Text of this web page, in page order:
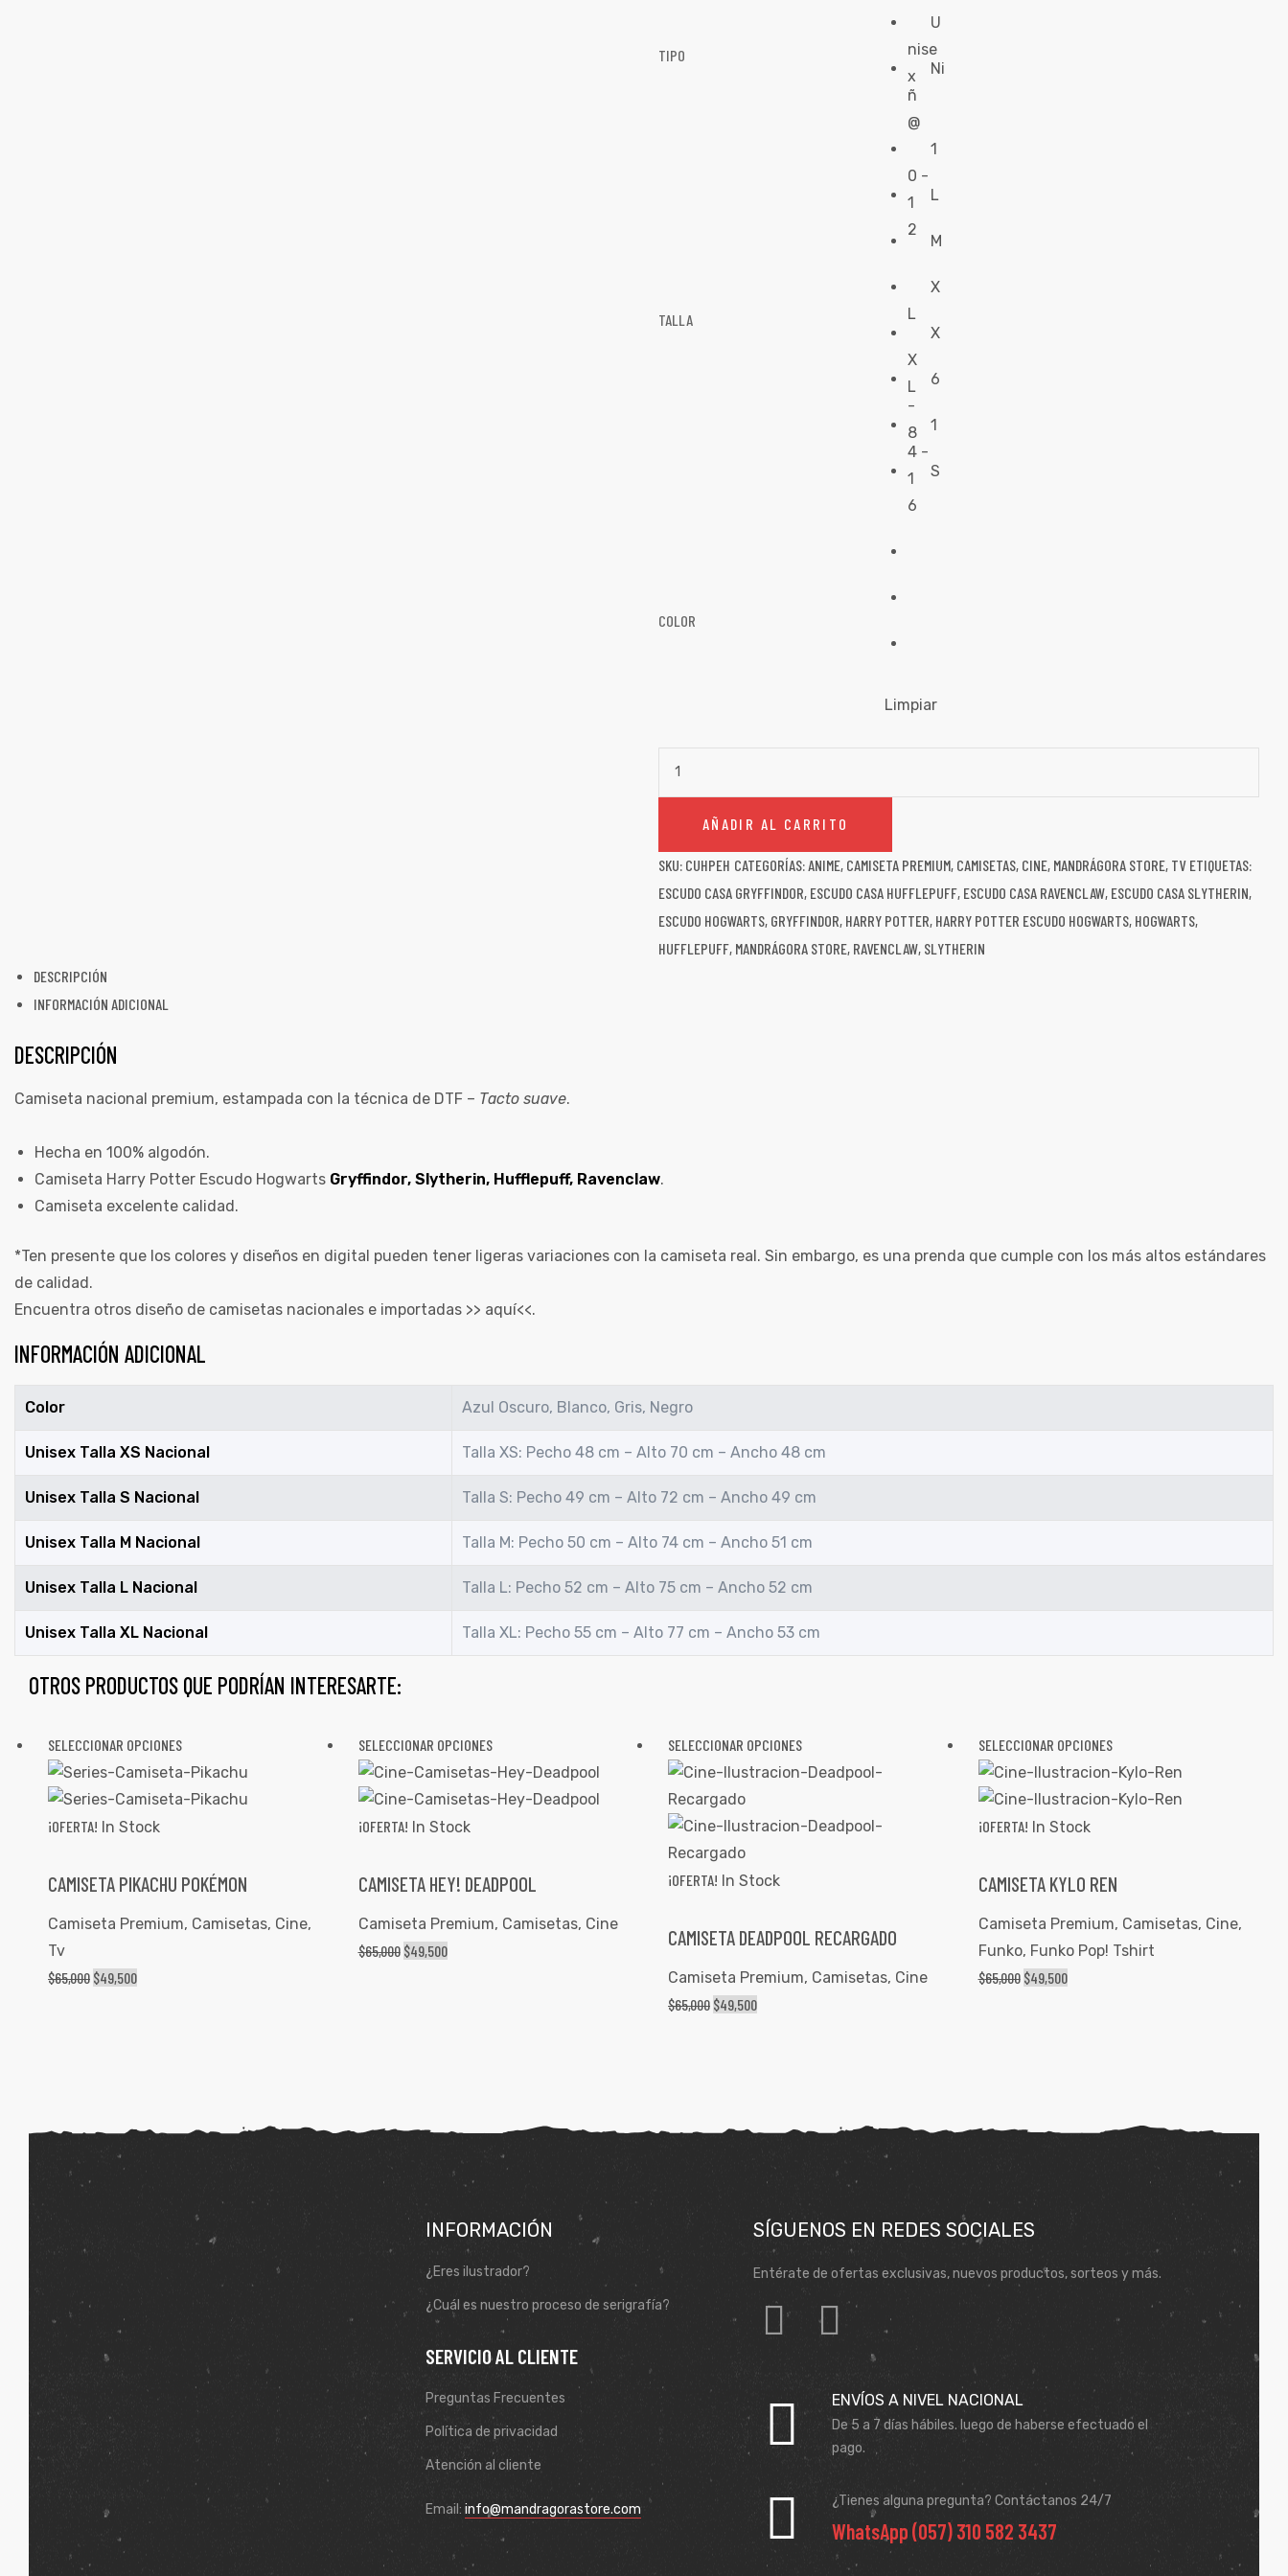
TIPO
U
nise
x
Ni
ñ
@
TALLA
1
0 -
1
2
L
M
X
L
X
X
L
6
-
8
1
4 -
1
6
S
COLOR
Limpiar
AÑADIR AL CARRITO
SKU: CUHPEH CATEGORÍAS:ANIME, CAMISETA PREMIUM, CAMISETAS, CINE, MANDRÁGORA STORE, TV ETIQUETAS:
ESCUDO CASA GRYFFINDOR, ESCUDO CASA HUFFLEPUFF, ESCUDO CASA RAVENCLAW, ESCUDO CASA SLYTHERIN,
ESCUDO HOGWARTS, GRYFFINDOR, HARRY POTTER, HARRY POTTER ESCUDO HOGWARTS, HOGWARTS,
HUFFLEPUFF, MANDRÁGORA STORE, RAVENCLAW, SLYTHERIN
DESCRIPCIÓN
INFORMACIÓN ADICIONAL
DESCRIPCIÓN
Camiseta nacional premium, estampada con la técnica de DTF – Tacto suave.
Hecha en 100% algodón.
Camiseta Harry Potter Escudo Hogwarts Gryffindor, Slytherin, Hufflepuff, Ravenclaw.
Camiseta excelente calidad.
*Ten presente que los colores y diseños en digital pueden tener ligeras variaciones con la camiseta real. Sin embargo, es una prenda que cumple con los más altos estándares
de calidad.
Encuentra otros diseño de camisetas nacionales e importadas >> aquí<<.
INFORMACIÓN ADICIONAL
Color Azul Oscuro, Blanco, Gris, Negro
Unisex Talla XS Nacional Talla XS: Pecho 48 cm – Alto 70 cm – Ancho 48 cm
Unisex Talla S Nacional Talla S: Pecho 49 cm – Alto 72 cm – Ancho 49 cm
Unisex Talla M Nacional Talla M: Pecho 50 cm – Alto 74 cm – Ancho 51 cm
Unisex Talla L Nacional Talla L: Pecho 52 cm – Alto 75 cm – Ancho 52 cm
Unisex Talla XL Nacional Talla XL: Pecho 55 cm – Alto 77 cm – Ancho 53 cm
OTROS PRODUCTOS QUE PODRÍAN INTERESARTE:
SELECCIONAR OPCIONES
¡OFERTA! In Stock
CAMISETA PIKACHU POKÉMON
Camiseta Premium, Camisetas, Cine,
Tv
$65,000 $49,500
SELECCIONAR OPCIONES
¡OFERTA! In Stock
CAMISETA HEY! DEADPOOL
Camiseta Premium, Camisetas, Cine
$65,000 $49,500
SELECCIONAR OPCIONES
¡OFERTA! In Stock
CAMISETA DEADPOOL RECARGADO
Camiseta Premium, Camisetas, Cine
$65,000 $49,500
SELECCIONAR OPCIONES
¡OFERTA! In Stock
CAMISETA KYLO REN
Camiseta Premium, Camisetas, Cine,
Funko, Funko Pop! Tshirt
$65,000 $49,500
INFORMACIÓN
¿Eres ilustrador?
¿Cuál es nuestro proceso de serigrafía?
SERVICIO AL CLIENTE
Preguntas Frecuentes
Política de privacidad
Atención al cliente
Email: info@mandragorastore.com
SÍGUENOS EN REDES SOCIALES
Entérate de ofertas exclusivas, nuevos productos, sorteos y más.
ENVÍOS A NIVEL NACIONAL
De 5 a 7 días hábiles. luego de haberse efectuado el
pago.
¿Tienes alguna pregunta? Contáctanos 24/7
WhatsApp (057) 310 582 3437